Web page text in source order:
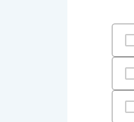
レバテックでの実績がある企
PLの経験を活かすことができま
複数案件を保有している企業で
ご経験と実績に応じてスライ
新しいアイディアや技術を積
経験豊富なエンジニアと成長
スキルアップされたい方、長